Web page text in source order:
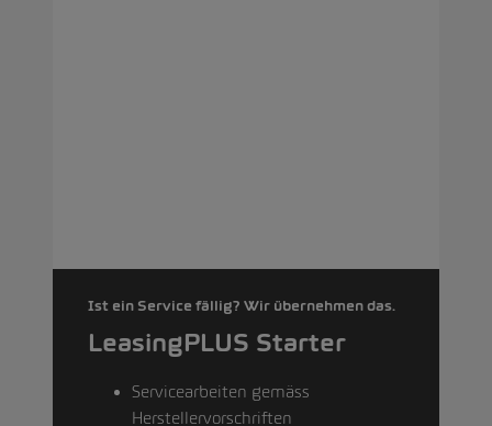
Ist ein Service fällig? Wir übernehmen das.
LeasingPLUS Starter
Servicearbeiten gemäss
Herstellervorschriften